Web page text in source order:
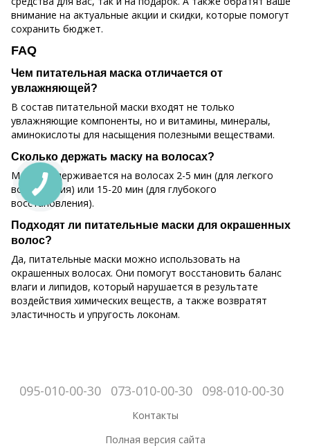
внимание на актуальные акции и скидки, которые помогут
сохранить бюджет.
FAQ
Чем питательная маска отличается от
увлажняющей?
В состав питательной маски входят не только
увлажняющие компоненты, но и витамины, минералы,
аминокислоты для насыщения полезными веществами.
Сколько держать маску на волосах?
Маска выдерживается на волосах 2-5 мин (для легкого
воздействия) или 15-20 мин (для глубокого
восстановления).
Подходят ли питательные маски для окрашенных
волос?
Да, питательные маски можно использовать на
окрашенных волосах. Они помогут восстановить баланс
влаги и липидов, который нарушается в результате
воздействия химических веществ, а также возвратят
эластичность и упругость локонам.
095-010-00-30 073-010-00-30 098-010-00-30
Контакты
Полная версия сайта